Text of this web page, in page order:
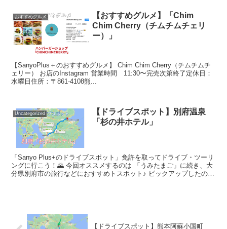
おすすめグルメ
【おすすめグルメ】「Chim
Chim Cherry（チムチムチェリ
ー）」
【SanyoPlus＋のおすすめグルメ】 Chim Chim Cherry（チムチムチ
ェリー） お店のInstagram 営業時間 11:30〜完売次第終了定休日：
水曜日住所：〒861-4108熊...
Uncategorized
【ドライブスポット】別府温泉
「杉の井ホテル」
「Sanyo Plus+のドライブスポット」免許を取ってドライブ・ツーリ
ングに行こう！🌄 今回オススメするのは 「うみたまご」に続き、大
分県別府市の旅行などにおすすめトスポット♪ ピックアップしたのは
【ドライブスポット】熊本阿蘇小国町